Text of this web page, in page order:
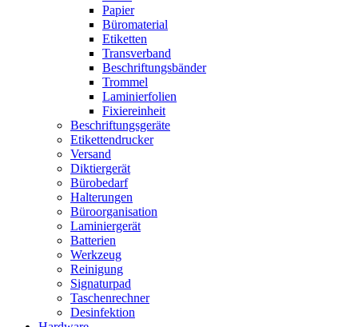
Papier
Büromaterial
Etiketten
Transverband
Beschriftungsbänder
Trommel
Laminierfolien
Fixiereinheit
Beschriftungsgeräte
Etikettendrucker
Versand
Diktiergerät
Bürobedarf
Halterungen
Büroorganisation
Laminiergerät
Batterien
Werkzeug
Reinigung
Signaturpad
Taschenrechner
Desinfektion